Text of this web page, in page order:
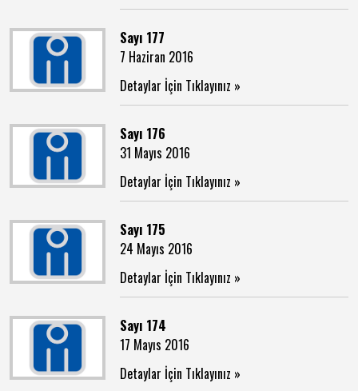
Sayı 177
7 Haziran 2016
Detaylar İçin Tıklayınız »
Sayı 176
31 Mayıs 2016
Detaylar İçin Tıklayınız »
Sayı 175
24 Mayıs 2016
Detaylar İçin Tıklayınız »
Sayı 174
17 Mayıs 2016
Detaylar İçin Tıklayınız »